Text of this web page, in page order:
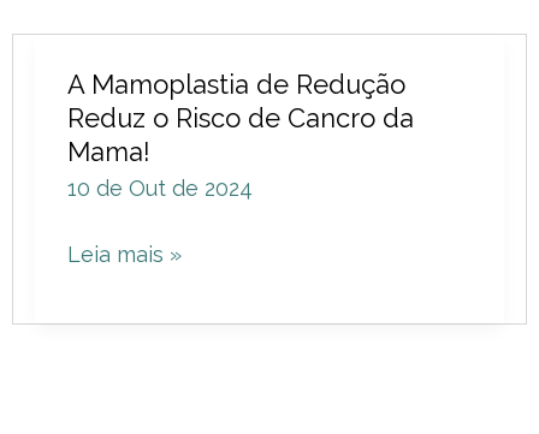
A Mamoplastia de Redução
Reduz o Risco de Cancro da
Mama!
10 de Out de 2024
Mamoplastia
de
Redução
Reduz
Risco
Leia mais »